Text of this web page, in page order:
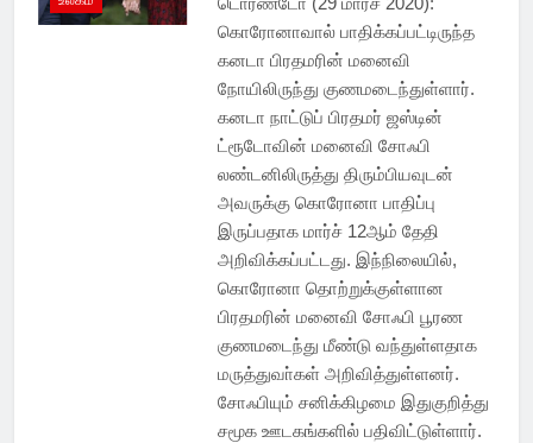
கொரோனாவால் பாதிக்கப்பட்டிருந்த
கனடா பிரதமரின் மனைவி
நோயிலிருந்து குணமடைந்துள்ளார்.
கனடா நாட்டுப் பிரதமர் ஜஸ்டின்
ட்ரூடோவின் மனைவி சோஃபி
லண்டனிலிருத்து திரும்பியவுடன்
அவருக்கு கொரோனா பாதிப்பு
இருப்பதாக மார்ச் 12ஆம் தேதி
அறிவிக்கப்பட்டது. இந்நிலையில்,
கொரோனா தொற்றுக்குள்ளான
பிரதமரின் மனைவி சோஃபி பூரண
குணமடைந்து மீண்டு வந்துள்ளதாக
மருத்துவா்கள் அறிவித்துள்ளனர்.
சோஃபியும் சனிக்கிழமை இதுகுறித்து
சமூக ஊடகங்களில் பதிவிட்டுள்ளார்.